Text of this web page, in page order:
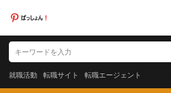
就職活動 転職サイト 転職エージェント
就職活動 転職サイト 転職エージェント
カテゴリー